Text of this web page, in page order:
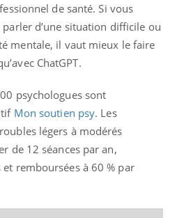
de santé. Si vous
d’une situation difficile ou
mentale, il vaut mieux le faire
ChatGPT.
psychologues sont
Mon soutien psy. Les
légers à modérés
de 12 séances par an,
remboursées à 60 % par